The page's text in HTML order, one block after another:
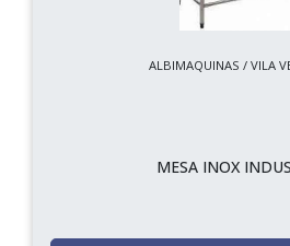
ALBIMAQUINAS / VILA
MESA INOX